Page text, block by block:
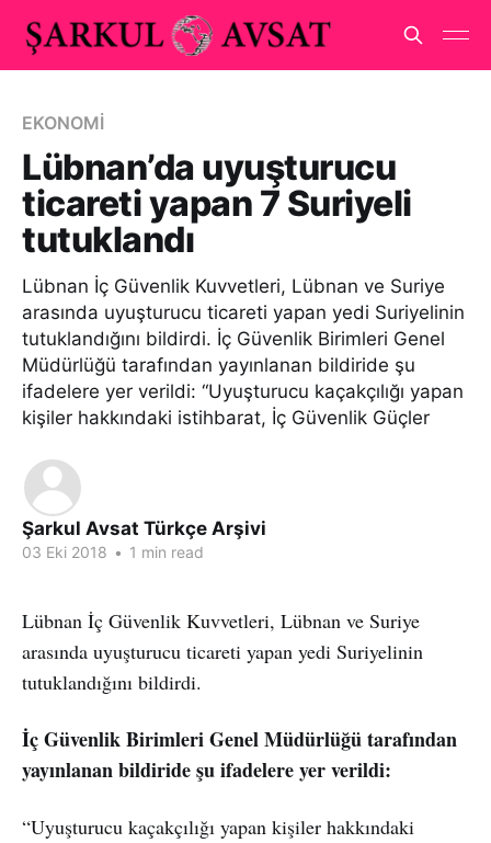
EKONOMİ
Lübnan’da uyuşturucu
ticareti yapan 7 Suriyeli
tutuklandı
Lübnan İç Güvenlik Kuvvetleri, Lübnan ve Suriye
arasında uyuşturucu ticareti yapan yedi Suriyelinin
tutuklandığını bildirdi. İç Güvenlik Birimleri Genel
Müdürlüğü tarafından yayınlanan bildiride şu
ifadelere yer verildi: “Uyuşturucu kaçakçılığı yapan
kişiler hakkındaki istihbarat, İç Güvenlik Güçler
Şarkul Avsat Türkçe Arşivi
03 Eki 2018 • 1 min read
Lübnan İç Güvenlik Kuvvetleri, Lübnan ve Suriye
arasında uyuşturucu ticareti yapan yedi Suriyelinin
tutuklandığını bildirdi.
İç Güvenlik Birimleri Genel Müdürlüğü tarafından
yayınlanan bildiride şu ifadelere yer verildi:
“Uyuşturucu kaçakçılığı yapan kişiler hakkındaki